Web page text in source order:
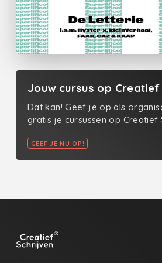
Jouw cursus op Creatief
Dat kan! Geef je op als
gratis je cursussen op Creatief
GEEF JE NU OP!